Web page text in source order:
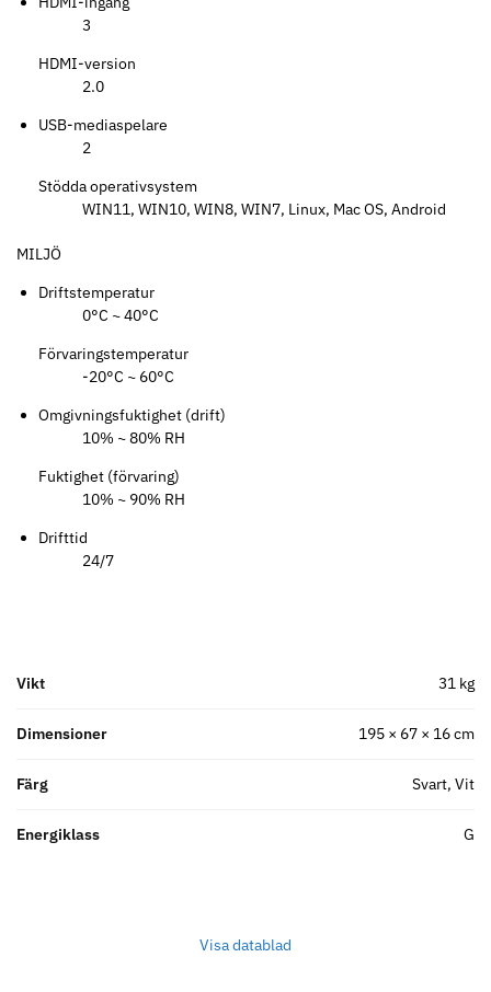
3
HDMI-version
2.0
USB-mediaspelare
2
Stödda operativsystem
WIN11, WIN10, WIN8, WIN7, Linux, Mac OS, Android
MILJÖ
Driftstemperatur
0°C ~ 40°C
Förvaringstemperatur
-20°C ~ 60°C
Omgivningsfuktighet (drift)
10% ~ 80% RH
Fuktighet (förvaring)
10% ~ 90% RH
Drifttid
24/7
Vikt 31 kg
Dimensioner 195 × 67 × 16 cm
Färg Svart, Vit
Energiklass G
Visa datablad